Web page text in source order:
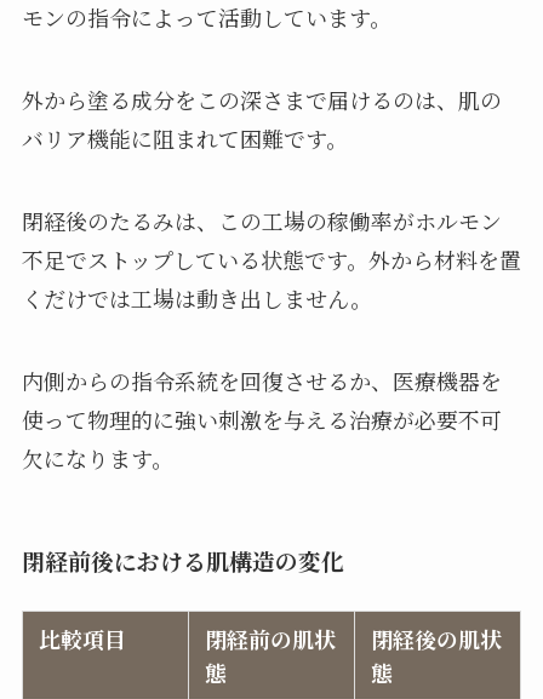
モンの指令によって活動しています。
外から塗る成分をこの深さまで届けるのは、肌の
バリア機能に阻まれて困難です。
閉経後のたるみは、この工場の稼働率がホルモン
不足でストップしている状態です。外から材料を置
くだけでは工場は動き出しません。
内側からの指令系統を回復させるか、医療機器を
使って物理的に強い刺激を与える治療が必要不可
欠になります。
閉経前後における肌構造の変化
比較項目
閉経前の肌状
態
閉経後の肌状
態